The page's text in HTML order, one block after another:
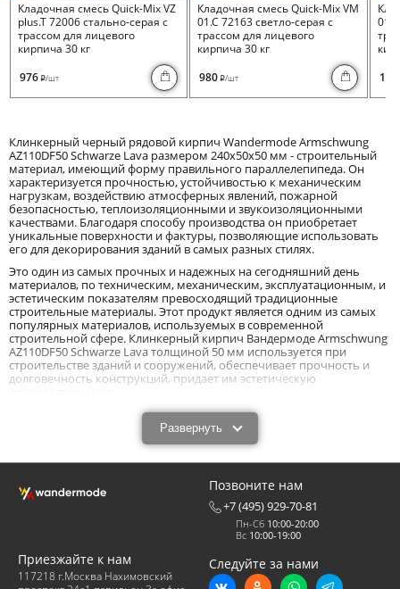
Кладочная смесь Quick-Mix VZ
plus.T 72006 стально-серая с
трассом для лицевого
кирпича 30 кг
976 i/шт
Кладочная смесь Quick-Mix VM
01.C 72163 светло-серая с
трассом для лицевого
кирпича 30 кг
980 i/шт
01.I
Клинкерный черный рядовой кирпич Wandermode Armschwung
AZ110DF50 Schwarze Lava размером 240x50x50 мм - строительный
материал, имеющий форму правильного параллелепипеда. Он
характеризуется прочностью, устойчивостью к механическим
нагрузкам, воздействию атмосферных явлений, пожарной
безопасностью, теплоизоляционными и звукоизоляционными
качествами. Благодаря способу производства он приобретает
уникальные поверхности и фактуры, позволяющие использовать
его для декорирования зданий в самых разных стилях.
Это один из самых прочных и надежных на сегодняшний день
материалов, по техническим, механическим, эксплуатационным, и
эстетическим показателям превосходящий традиционные
строительные материалы. Этот продукт является одним из самых
популярных материалов, используемых в современной
строительной сфере. Клинкерный кирпич Вандермоде Armschwung
AZ110DF50 Schwarze Lava толщиной 50 мм используется при
строительстве зданий и сооружений, обеспечивает прочность и
долговечность конструкций, придает им эстетическую
Клинкерный черный рядовой кирпич
Wandermode Armschwung AZ110DF50 Schwarze
Lava размером 240x50x50 мм: особенности и
технические характеристики.
Клинкерный черный рядовой кирпич Wandermode Armschwung
AZ110DF50 Schwarze Lava размером 240x50x50 мм выполняет
конструктивную и декоративную функцию. Высокие показатели
качества и надежности позволяют применять его для возведения
зданий с красивыми, презентабельными, и долговечными
фасадами. Его главными качественными показателями считается
прочность, устойчивость к воздействию любой (щелочной или
Развернуть
Позвоните нам
+7 (495) 929-70-81
Пн-Сб 10:00-20:00
Вс 10:00-19:00
Приезжайте к нам
117218 г.Москва Нахимовский
Следуйте за нами